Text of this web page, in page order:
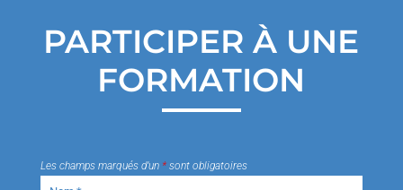
PARTICIPER À UNE
FORMATION
Les champs marqués d’un *sont obligatoires